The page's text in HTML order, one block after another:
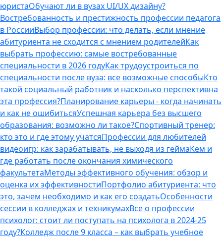
юристаОбучают ли в вузах UI/UX дизайну?
Востребованность и престижность профессии педагога
в РоссииВыбор профессии: что делать, если мнение
абитуриента не сходится с мнением родителейКак
выбрать профессию: самые востребованные
специальности в 2026 годуКак трудоустроиться по
специальности после вуза: все возможные способыКто
такой социальный работник и насколько перспективна
эта профессия?Планирование карьеры - когда начинать
и как не ошибитьсяУспешная карьера без высшего
образования: возможно ли такое?Спортивный тренер:
кто это и где этому учатсяПрофессии для любителей
видеоигр: как зарабатывать, не выходя из геймаКем и
где работать после окончания химического
факультетаМетоды эффективного обучения: обзор и
оценка их эффективностиПортфолио абитуриента: что
это, зачем необходимо и как его создатьОсобенности
сессии в колледжах и техникумахВсе о профессии
психолог: стоит ли поступать на психолога в 2024-25
году?Колледж после 9 класса – как выбрать учебное